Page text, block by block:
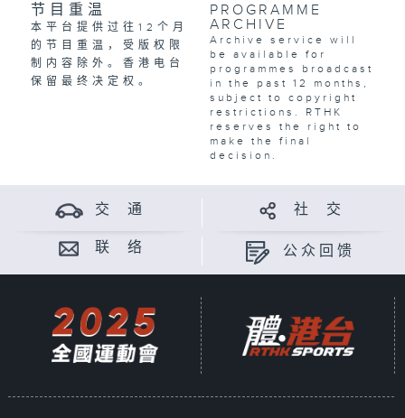
节目重温
本平台提供过往12个月
的节目重温，受版权限
制内容除外。香港电台
保留最终决定权。
PROGRAMME
ARCHIVE
Archive service will
be available for
programmes broadcast
in the past 12 months,
subject to copyright
restrictions. RTHK
reserves the right to
make the final
decision.
交 通 社 交
联 络 公众回馈